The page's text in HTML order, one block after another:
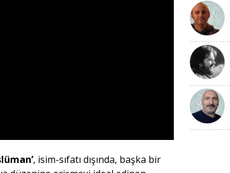
, isim-sıfatı dışında, başka bir